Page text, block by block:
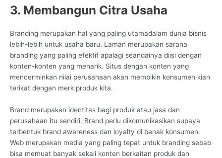
3. Membangun Citra Usaha
Branding merupakan hal yang paling utamadalam dunia bisnis
lebih-lebih untuk usaha baru. Laman merupakan sarana
branding yang paling efektif apalagi seandainya diisi dengan
konten-konten yang menarik. Situs dengan konten yang
mencerminkan nilai perusahaan akan membikin konsumen kian
terikat dengan merk produk kita.
Brand merupakan identitas bagi produk atau jasa dan
perusahaan itu sendiri. Brand perlu dikomunikasikan supaya
terbentuk brand awareness dan loyalty di benak konsumen.
Web merupakan media yang paling tepat untuk branding sebab
bisa memuat banyak sekali konten berkaitan produk dan